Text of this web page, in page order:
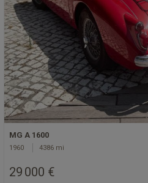
MG A 1600
1960 4386 mi
29 000 €